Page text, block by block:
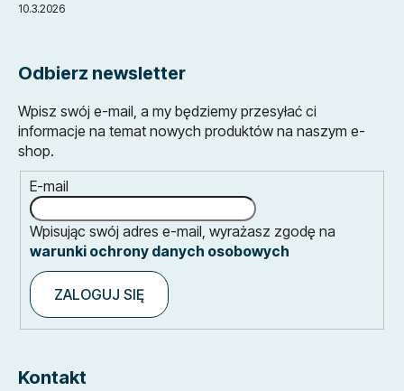
10.3.2026
Odbierz newsletter
Wpisz swój e-mail, a my będziemy przesyłać ci
informacje na temat nowych produktów na naszym e-
shop.
E-mail
Wpisując swój adres e-mail, wyrażasz zgodę na
warunki ochrony danych osobowych
ZALOGUJ SIĘ
Kontakt